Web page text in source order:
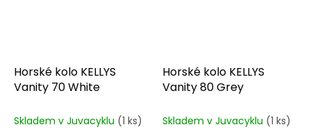
Horské kolo KELLYS
Vanity 70 White
Skladem v Juvacyklu (1 ks)
Horské kolo KELLYS
Vanity 80 Grey
Skladem v Juvacyklu (1 ks)